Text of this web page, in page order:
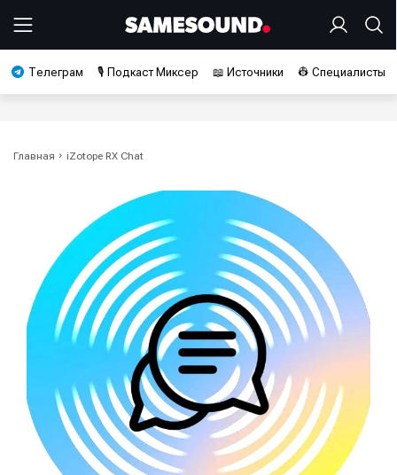
Телеграм 🎙️ Подкаст Миксер 📖 Источники 👷 Специалисты
Главная iZotope RX Chat